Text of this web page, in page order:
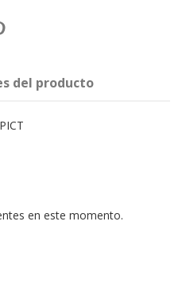
del producto
en este momento.